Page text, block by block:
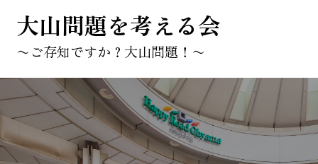
大山問題を考える会
〜ご存知ですか？大山問題！〜